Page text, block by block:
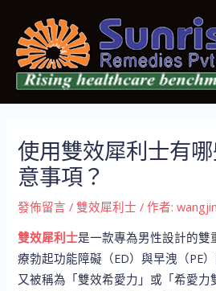
使用雙效犀利士有
意事項？
發佈留言 /雙效犀利士 / 作者:
雙效犀利士是一款專為男性設計的雙
療勃起功能障礙（ED）與早洩（PE
又被稱為「雙效希愛力」或「希愛力
navigation